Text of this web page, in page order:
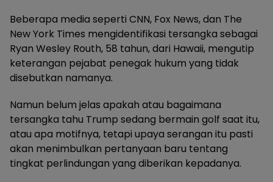
Beberapa media seperti CNN, Fox News, dan The
New York Times mengidentifikasi tersangka sebagai
Ryan Wesley Routh, 58 tahun, dari Hawaii, mengutip
keterangan pejabat penegak hukum yang tidak
disebutkan namanya.
Namun belum jelas apakah atau bagaimana
tersangka tahu Trump sedang bermain golf saat itu,
atau apa motifnya, tetapi upaya serangan itu pasti
akan menimbulkan pertanyaan baru tentang
tingkat perlindungan yang diberikan kepadanya.